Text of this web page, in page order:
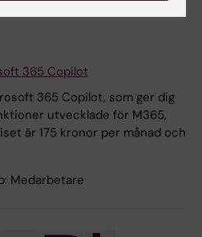
365 Copilot
365 Copilot, som ger dig
utvecklade för M365,
är 175 kronor per månad och
Medarbetare